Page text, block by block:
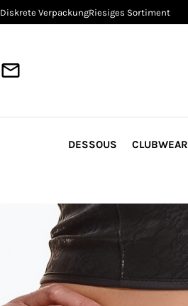
Diskrete VerpackungRiesiges Sortiment
DESSOUS CLUBWEAR